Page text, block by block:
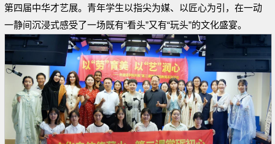
第四届中华才艺展。青年学生以指尖为媒、以匠心为引，在一动
一静间沉浸式感受了一场既有“看头”又有“玩头”的文化盛宴。